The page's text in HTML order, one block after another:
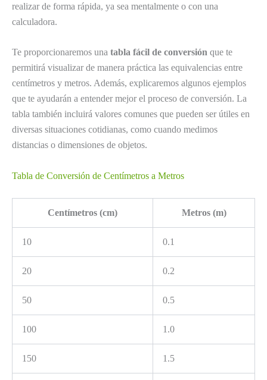
realizar de forma rápida, ya sea mentalmente o con una
calculadora.
Te proporcionaremos una tabla fácil de conversión que te
permitirá visualizar de manera práctica las equivalencias entre
centímetros y metros. Además, explicaremos algunos ejemplos
que te ayudarán a entender mejor el proceso de conversión. La
tabla también incluirá valores comunes que pueden ser útiles en
diversas situaciones cotidianas, como cuando medimos
distancias o dimensiones de objetos.
Tabla de Conversión de Centímetros a Metros
Centímetros (cm) Metros (m)
10 0.1
20 0.2
50 0.5
100 1.0
150 1.5